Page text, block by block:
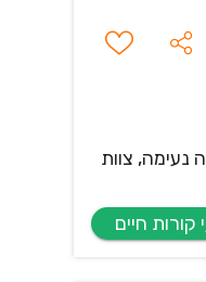
נעימה, צוות